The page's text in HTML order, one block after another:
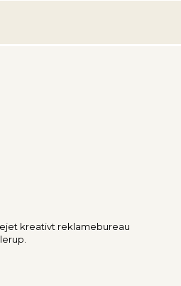
kreativt reklamebureau